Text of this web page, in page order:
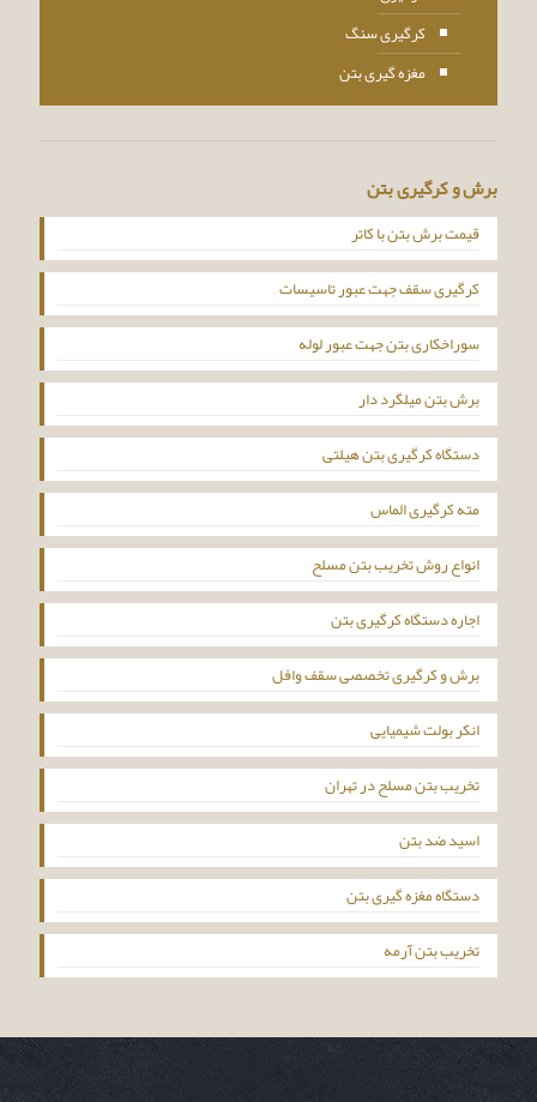
کرگیری سنگ
مغزه گیری بتن
برش و کرگیری بتن
قیمت برش بتن با کاتر
کرگیری سقف جهت عبور تاسیسات
سوراخکاری بتن جهت عبور لوله
برش بتن میلگرد دار
دستگاه کرگیری بتن هیلتی
مته کرگیری الماس
انواع روش تخریب بتن مسلح
اجاره دستگاه کرگیری بتن
برش و کرگیری تخصصی سقف وافل
انکر بولت شیمیایی
تخریب بتن مسلح در تهران
اسید ضد بتن
دستگاه مغزه گیری بتن
تخریب بتن آرمه